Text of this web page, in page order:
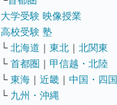
大学受験 映像授業
高校受験 塾
└ 北海道 ｜ 東北 ｜ 北関東
└ 首都圏 ｜ 甲信越・北陸
└ 東海 ｜ 近畿 ｜ 中国・四国
└ 九州・沖縄